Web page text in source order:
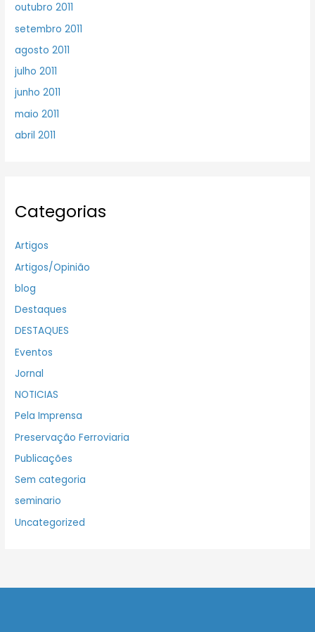
outubro 2011
setembro 2011
agosto 2011
julho 2011
junho 2011
maio 2011
abril 2011
Categorias
Artigos
Artigos/Opinião
blog
Destaques
DESTAQUES
Eventos
Jornal
NOTICIAS
Pela Imprensa
Preservação Ferroviaria
Publicações
Sem categoria
seminario
Uncategorized